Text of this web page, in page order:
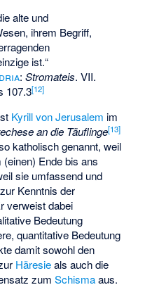
alte und
ihrem Begriff,
ist.“
: Stromateis. VII.
107.3[12]
Kyrill von Jerusalem im
an die Täuflinge[13]
katholisch genannt, weil
Ende bis ans
sie umfassend und
Kenntnis der
verweist dabei
Bedeutung
quantitative Bedeutung
damit sowohl den
Häresieals auch die
zumSchismaaus.